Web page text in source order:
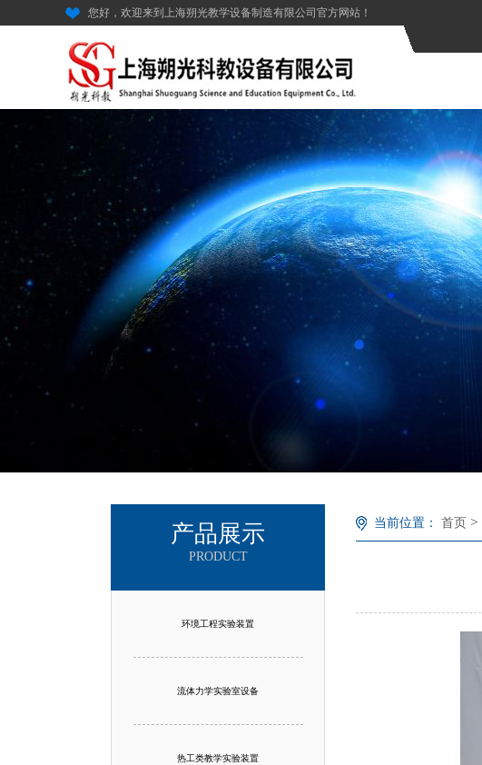
您好，欢迎来到上海朔光教学设备制造有限公司官方网站！
产品展示
PRODUCT
环境工程实验装置
流体力学实验室设备
热工类教学实验装置
当前位置： 首页 >